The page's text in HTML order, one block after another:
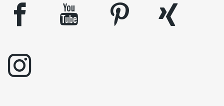
facebook youtube pinterest
xing
instagram